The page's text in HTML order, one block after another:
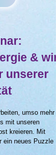
& wir
unserer
umso mehr
mit unseren
kreieren. Mit
ein neues Puzzle